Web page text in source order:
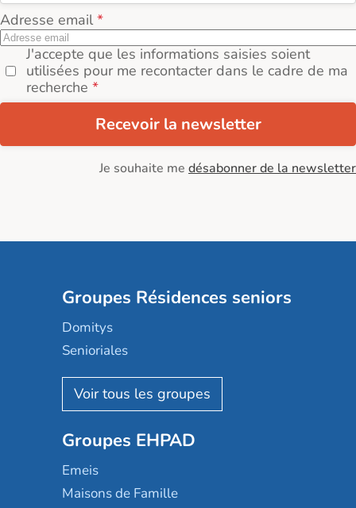
Adresse email
J'accepte que les informations saisies soient
utilisées pour me recontacter dans le cadre de ma
recherche
Recevoir la newsletter
Je souhaite me désabonner de la newsletter
Groupes Résidences seniors
Domitys
Senioriales
Nohée
Les Résidentiels
Mobicap
Domusvi
Happy Senior
Groupes EHPAD
Emeis
Maisons de Famille